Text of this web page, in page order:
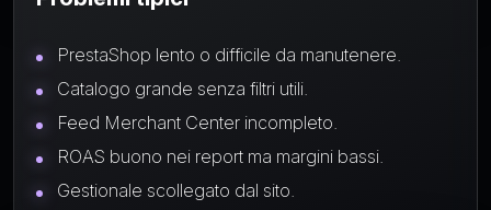
PrestaShop lento o difficile da manutenere.
Catalogo grande senza filtri utili.
Feed Merchant Center incompleto.
ROAS buono nei report ma margini bassi.
Gestionale scollegato dal sito.